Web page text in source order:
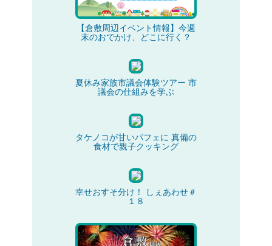
【倉敷周辺イベント情報】今週
末のおでかけ、どこに行く？
夏休み家族市議会体験ツアー 市
議会の仕組みを学ぶ
タケノコが甘いパフェに 真備の
食材で親子クッキング
幸せおすそ分け！ しぇあわせ＃
１８